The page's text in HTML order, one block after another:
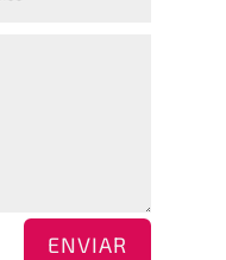
ENVIAR